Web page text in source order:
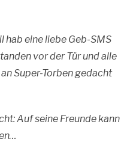
hab eine liebe Geb-SMS
vor der Tür und alle
Super-Torben gedacht
Auf seine Freunde kann